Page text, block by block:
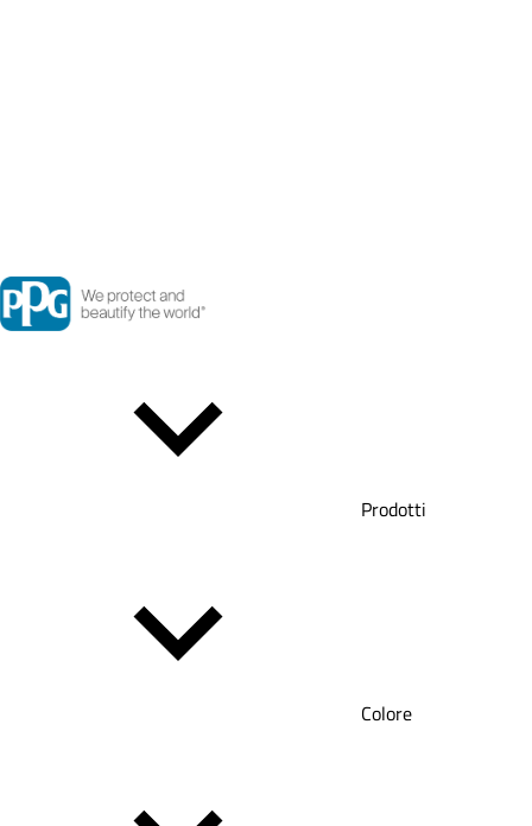
Prodotti
Colore